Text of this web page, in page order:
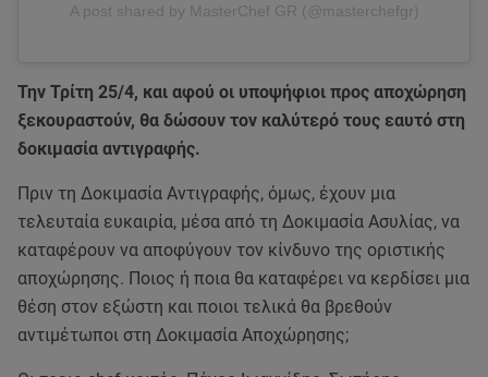
A post shared by MasterChef GR (@masterchefgr)
Την Τρίτη 25/4, και αφού οι υποψήφιοι προς αποχώρηση
ξεκουραστούν, θα δώσουν τον καλύτερό τους εαυτό στη
δοκιμασία αντιγραφής.
Πριν τη Δοκιμασία Αντιγραφής, όμως, έχουν μια
τελευταία ευκαιρία, μέσα από τη Δοκιμασία Ασυλίας, να
καταφέρουν να αποφύγουν τον κίνδυνο της οριστικής
αποχώρησης. Ποιος ή ποια θα καταφέρει να κερδίσει μια
θέση στον εξώστη και ποιοι τελικά θα βρεθούν
αντιμέτωποι στη Δοκιμασία Αποχώρησης;